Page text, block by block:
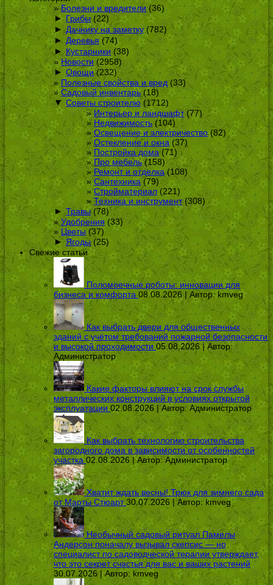
Болезни и вредители(36)
► Грибы(22)
► Дачнику на заметку(782)
► Деревья (74)
► Кустарники (38)
Новости (2958)
► Овощи(232)
Полезные свойства и вред(33)
Садовый инвентарь(18)
▼ Советы строителю(1712)
Интерьер и ландшафт(77)
Недвижимость(104)
Освещение и электричество(82)
Остекление и окна (37)
Постройка дома(71)
Про мебель(158)
Ремонт и отделка(108)
Сантехника(79)
Стройматериал(221)
Техника и инструмент(308)
► Травы(78)
Удобрения(33)
Цветы(37)
► Ягоды(25)
Свежие статьи
Поломоечные роботы: инновации для
бизнеса и комфорта 08.08.2026 | Автор:kmveg
Как выбрать двери для общественных
зданий с учётом требований пожарной безопасности
и высокой проходимости 05.08.2026 | Автор:
Администратор
Какие факторы влияют на срок службы
металлических конструкций в условиях открытой
эксплуатации 02.08.2026 | Автор: Администратор
Как выбрать технологию строительства
загородного дома в зависимости от особенностей
участка 02.08.2026 | Автор:Администратор
Хватит ждать весны! Трюк для зимнего сада
от Марты Стюарт 30.07.2026 | Автор: kmveg
Необычный садовый ритуал Памелы
Андерсон поначалу вызывал скепсис — но
специалист по садоводческой терапии утверждает,
что это секрет счастья для вас и ваших растений
30.07.2026 | Автор: kmveg